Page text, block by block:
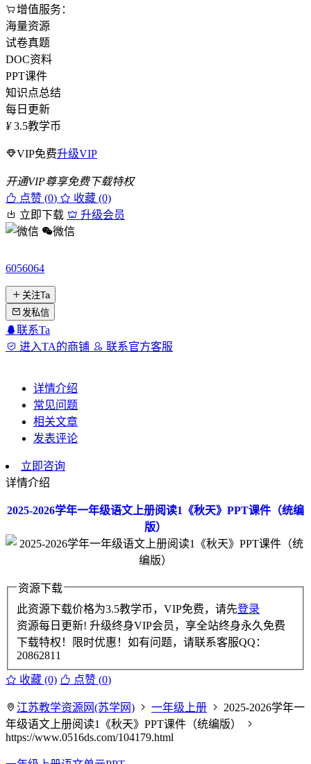
增值服务：
海量资源
试卷真题
DOC资料
PPT课件
知识点总结
每日更新
¥ 3.5教学币
VIP免费升级VIP
开通VIP尊享免费下载特权
点赞 (0)
收藏 (0)
立即下载
升级会员
微信
6056064
关注Ta
发私信
联系Ta
进入TA的商铺
联系官方客服
详情介绍
常见问题
相关文章
发表评论
立即咨询
详情介绍
2025-2026学年一年级语文上册阅读1《秋天》PPT课件（统编
版）
资源下载
此资源下载价格为3.5教学币，VIP免费，请先登录
资源每日更新! 升级终身VIP会员，享全站终身永久免费
下载特权！限时优惠！如有问题，请联系客服QQ：
20862811
收藏 (0) 点赞 (0)
江苏教学资源网(苏学网) 一年级上册
2025-2026学年一
年级语文上册阅读1《秋天》PPT课件（统编版）
https://www.0516ds.com/104179.html